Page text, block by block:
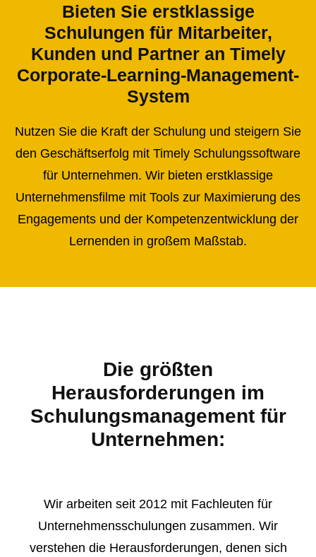
Bieten Sie erstklassige
Schulungen für Mitarbeiter,
Kunden und Partner an Timely
Corporate-Learning-Management-
System
Nutzen Sie die Kraft der Schulung und steigern Sie
den Geschäftserfolg mit Timely Schulungssoftware
für Unternehmen. Wir bieten erstklassige
Unternehmensfilme mit Tools zur Maximierung des
Engagements und der Kompetenzentwicklung der
Lernenden in großem Maßstab.
Die größten
Herausforderungen im
Schulungsmanagement für
Unternehmen:
Wir arbeiten seit 2012 mit Fachleuten für
Unternehmensschulungen zusammen. Wir
verstehen die Herausforderungen, denen sich